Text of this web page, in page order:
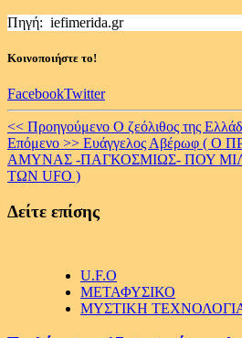
Πηγή: iefimerida.gr
Κοινοποιήστε το!
FacebookTwitter
Continue
Reading
<< Προηγούμενο Ο ζεόλιθος της
Επόμενο >> Ευάγγελος Αβέρωφ (
ΑΜΥΝΑΣ -ΠΑΓΚΟΣΜΙΩΣ- ΠΟΥ
ΤΩΝ UFO )
Δείτε επίσης
U.F.O
ΜΕΤΑΦΥΣΙΚΟ
ΜΥΣΤΙΚΗ